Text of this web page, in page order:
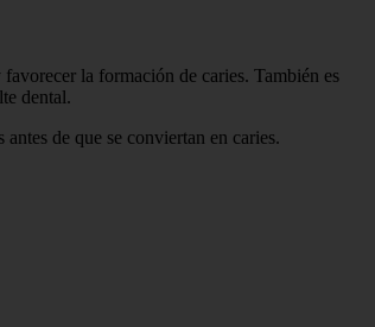
la formación de caries. También es
dental.
de que se conviertan en caries.